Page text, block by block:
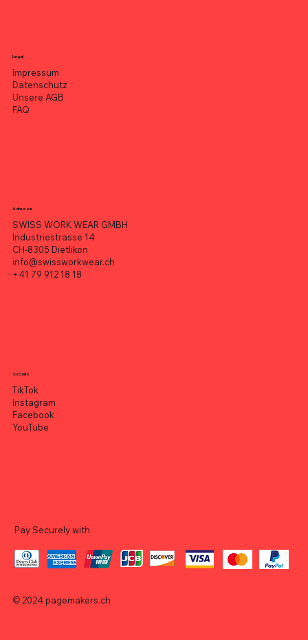
Legal
Impressum
Datenschutz
Unsere AGB
FAQ
Adresse
SWISS WORK WEAR GMBH
Industriestrasse 14
CH-8305 Dietlikon
info@swissworkwear.ch
+41 79 912 18 18
Socials
TikTok
Instagram
Facebook
YouTube
Pay Securely with
© 2024pagemakers.ch